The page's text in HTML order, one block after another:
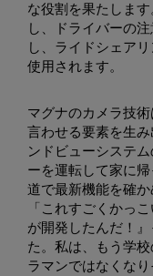
な役割を果たしま
し、ドライバーの
し、ライドシェア
使用されます。
マグナのカメラ技
言わせる要素を生
ンドビューシステ
ーを運転して家に
道で最新機能を確
「これすごくかっ
が開発したんだ！
た。私は、もう学
ラマンではなくなり